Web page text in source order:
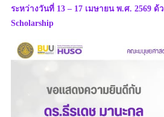
ระหว่างวันที่ 13 – 17 เมษายน พ.ศ. 2569 ด้
Scholarship